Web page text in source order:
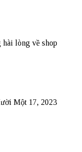
hài lòng về shop
Một 17, 2023